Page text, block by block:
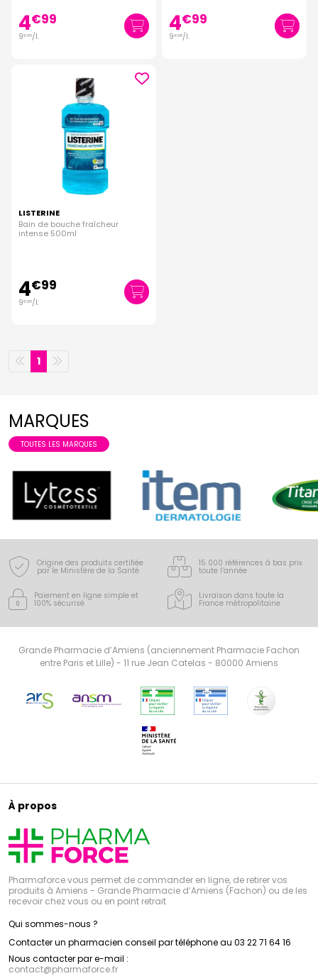
4€99
9€98/l. 4€99
9€98/l.
LISTERINE
Bain de bouche fraîcheur
intense 500ml
4€99
9€98/l.
1
MARQUES
TOUTES LES MARQUES
Origine des produits certifiée
par le Ministère de la Santé
15 000 références à bas prix
toute l’année
Paiement en ligne simple et
100% sécurisé
Livraison dans toute la
France métropolitaine
Grande Pharmacie d’Amiens (anciennement Pharmacie Fachon
entre Paris et Lille) - 11 rue Jean Catelas - 80000 Amiens
À propos
Pharmaforce vous permet de commander en ligne, de retirer vos
produits à Amiens - Grande Pharmacie d’Amiens (Fachon) ou de les
recevoir chez vous ou en point retrait
Qui sommes-nous ?
Contacter un pharmacien conseil par téléphone au 03 22 71 64 16
Nous contacter par e-mail :
contact@pharmaforce.fr